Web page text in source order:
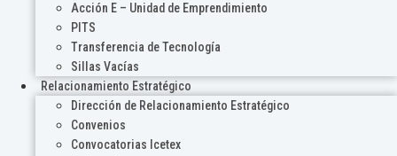
Acción E – Unidad de Emprendimiento
PITS
Transferencia de Tecnología
Sillas Vacías
Relacionamiento Estratégico
Dirección de Relacionamiento Estratégico
Convenios
Convocatorias Icetex